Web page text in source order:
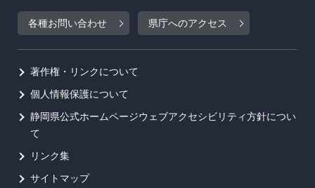
各種お問い合わせ 県庁へのアクセス
著作権・リンクについて
個人情報保護について
静岡県公式ホームページウェブアクセシビリティ方針につい
て
リンク集
サイトマップ